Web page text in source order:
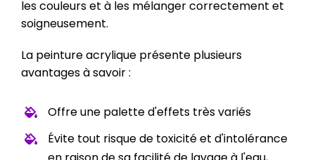
les couleurs et à les mélanger correctement et
soigneusement.
La peinture acrylique présente plusieurs
avantages à savoir :
Offre une palette d'effets très variés
Évite tout risque de toxicité et d'intolérance